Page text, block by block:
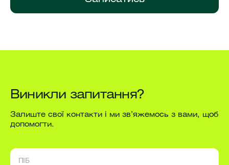
Виникли запитання?
Залиште свої контакти і ми зв’яжемось з вами, щоб
допомогти.